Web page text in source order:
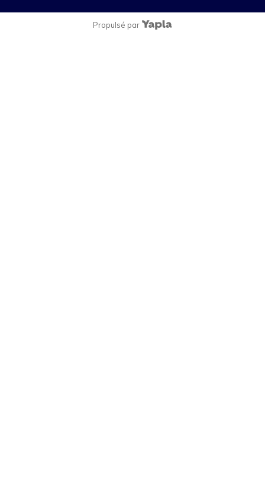
Propulsé par